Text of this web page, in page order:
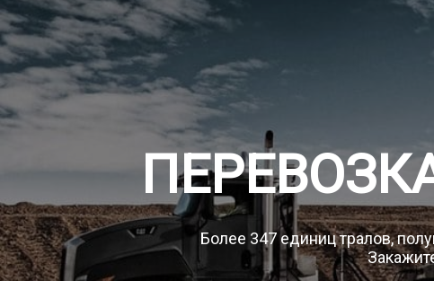
Более 347 единиц тралов,